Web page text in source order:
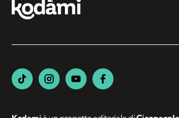
Kodamiè un progetto editoriale di
%ssono da intendersi di proprietà del fornitore